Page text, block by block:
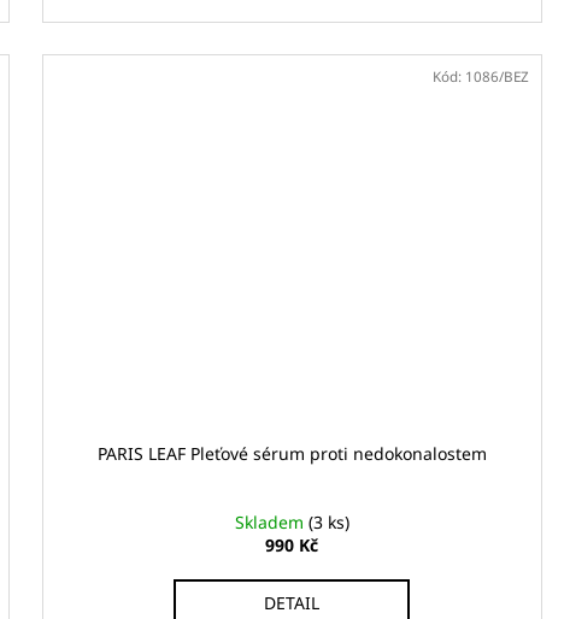
PARIS LEAF Pleťové sérum proti nedokonalostem
Skladem (3 ks)
990 Kč
DETAIL
Kód: 1086/BEZ